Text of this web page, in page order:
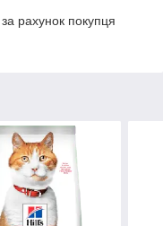
рахунок покупця